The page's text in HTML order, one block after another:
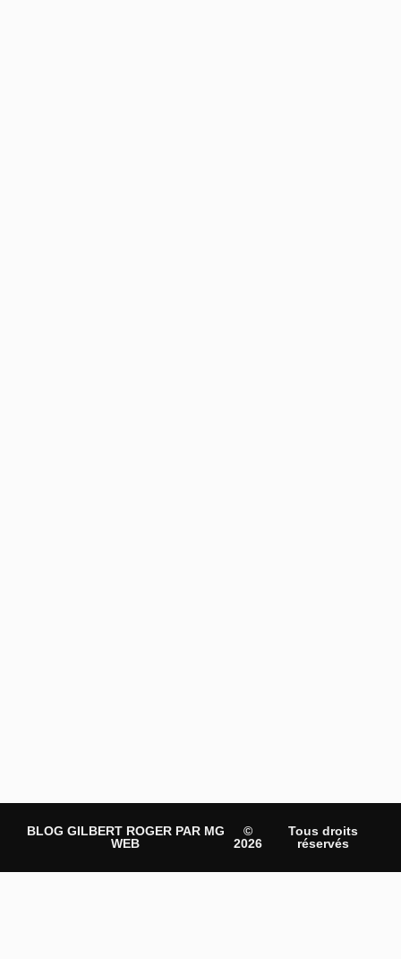
BLOG GILBERT ROGER PAR MG
WEB
©
2026
Tous droits
réservés